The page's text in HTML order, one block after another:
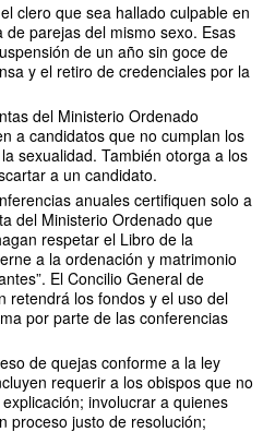
clero que sea hallado culpable en
parejas del mismo sexo. Esas
de un año sin goce de
y el retiro de credenciales por la
del Ministerio Ordenado
a candidatos que no cumplan los
sexualidad. También otorga a los
a un candidato.
anuales certifiquen solo a
del Ministerio Ordenado que
respetar el Libro de la
a la ordenación y matrimonio
El Concilio General de
retendrá los fondos y el uso del
por parte de las conferencias
de quejas conforme a la ley
requerir a los obispos que no
involucrar a quienes
proceso justo de resolución;